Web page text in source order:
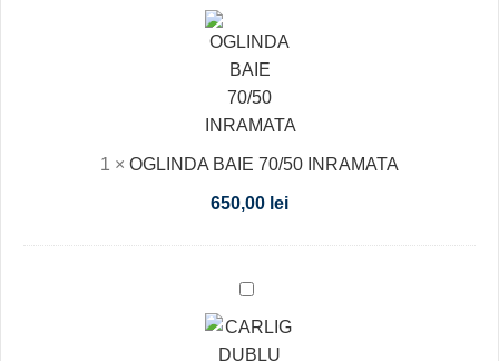
70/50
INRAMATA
1 × OGLINDA BAIE 70/50 INRAMATA
650,00 lei
CARLIG
DUBLU
ADDSTORIS,